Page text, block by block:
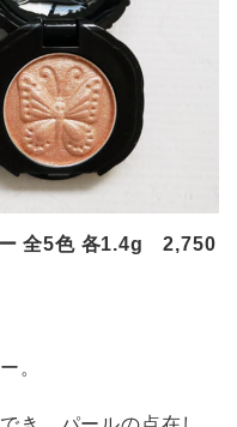
全5色 各1.4g 2,750
。